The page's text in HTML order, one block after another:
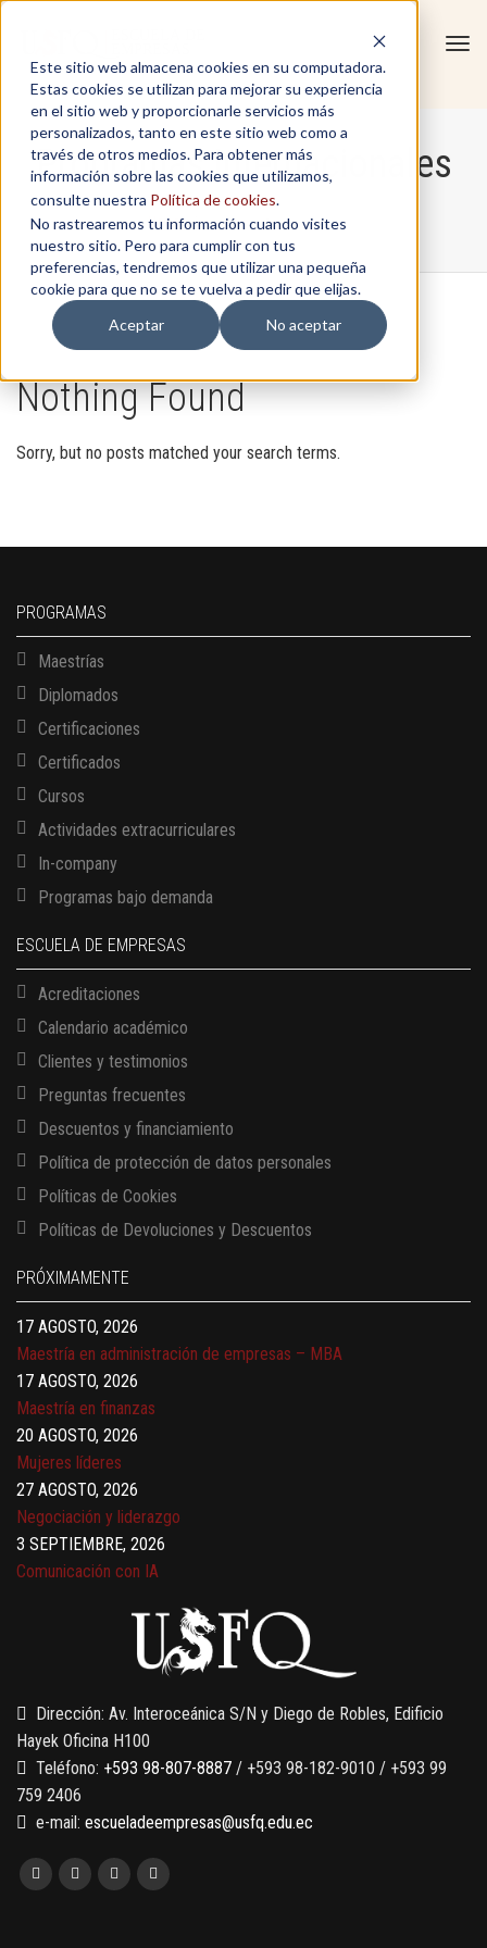
Este sitio web almacena cookies en su computadora.
Estas cookies se utilizan para mejorar su experiencia
en el sitio web y proporcionarle servicios más
personalizados, tanto en este sitio web como a
través de otros medios. Para obtener más
información sobre las cookies que utilizamos,
consulte nuestra Política de cookies.
No rastrearemos tu información cuando visites
nuestro sitio. Pero para cumplir con tus
preferencias, tendremos que utilizar una pequeña
cookie para que no se te vuelva a pedir que elijas.
Aceptar
No aceptar
Programas Internacionales
Home / Programas Internacionales
Nothing Found
Sorry, but no posts matched your search terms.
PROGRAMAS
Maestrías
Diplomados
Certificaciones
Certificados
Cursos
Actividades extracurriculares
In-company
Programas bajo demanda
ESCUELA DE EMPRESAS
Acreditaciones
Calendario académico
Clientes y testimonios
Preguntas frecuentes
Descuentos y financiamiento
Política de protección de datos personales
Políticas de Cookies
Políticas de Devoluciones y Descuentos
PRÓXIMAMENTE
13 AGOSTO, 2026
17 AGOSTO, 2026
Gerencia de empresas familiares
17 AGOSTO, 2026
Maestría en administración de empresas – MBA
17 AGOSTO, 2026
Maestría en finanzas
20 AGOSTO, 2026
Mujeres líderes
27 AGOSTO, 2026
Negociación y liderazgo
3 SEPTIEMBRE, 2026
Comunicación con IA
Gobernanza de datos
13 AGOSTO, 2026
Finanzas para no financieros
Dirección: Av. Interoceánica S/N y Diego de Robles, Edificio
Hayek Oficina H100
Teléfono: +593 98-807-8887 / +593 98-182-9010 / +593 99
759 2406
e-mail: escueladeempresas@usfq.edu.ec